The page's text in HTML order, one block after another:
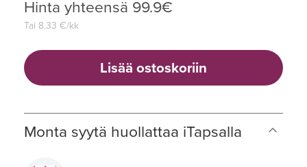
Hinta yhteensä 99.9€
Tai 8.33 €/kk
Lisää ostoskoriin
Monta syytä huollattaa iTapsalla